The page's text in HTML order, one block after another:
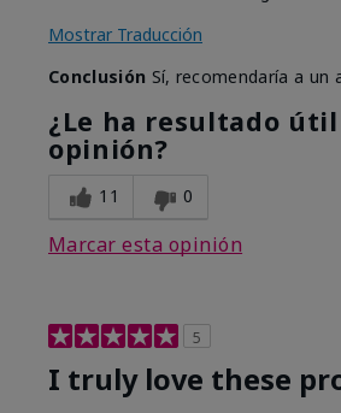
Mostrar Traducción
Conclusión Sí, recomendaría a un
¿Le ha resultado
opinión?
11 0
Marcar esta opinión
5
I truly love these